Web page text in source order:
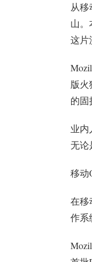
从
山。
这片
版火
的固
业内
无论
移动
在移
作系